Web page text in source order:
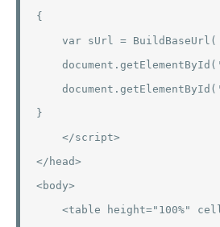
{
var sUrl = BuildBaseUrl(
}
</script>
</head>
<body>
<table height="100%"